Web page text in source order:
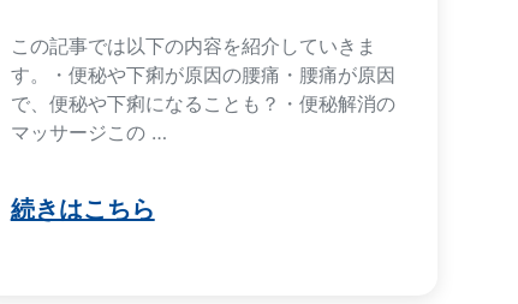
この記事では以下の内容を紹介していきま
す。・便秘や下痢が原因の腰痛・腰痛が原因
で、便秘や下痢になることも？・便秘解消の
マッサージこの …
続きはこちら